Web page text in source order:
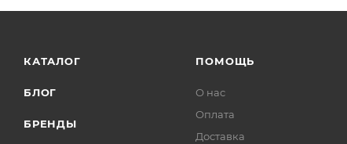
КАТАЛОГ
БЛОГ
БРЕНДЫ
ПОМОЩЬ
О нас
Оплата
Доставка